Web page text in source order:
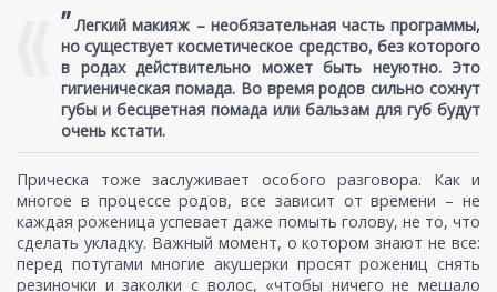
” Легкий макияж – необязательная часть программы,
но существует косметическое средство, без которого
в родах действительно может быть неуютно. Это
гигиеническая помада. Во время родов сильно сохнут
губы и бесцветная помада или бальзам для губ будут
очень кстати.
Прическа тоже заслуживает особого разговора. Как и
многое в процессе родов, все зависит от времени – не
каждая роженица успевает даже помыть голову, не то, что
сделать укладку. Важный момент, о котором знают не все:
перед потугами многие акушерки просят рожениц снять
резиночки и заколки с волос, «чтобы ничего не мешало